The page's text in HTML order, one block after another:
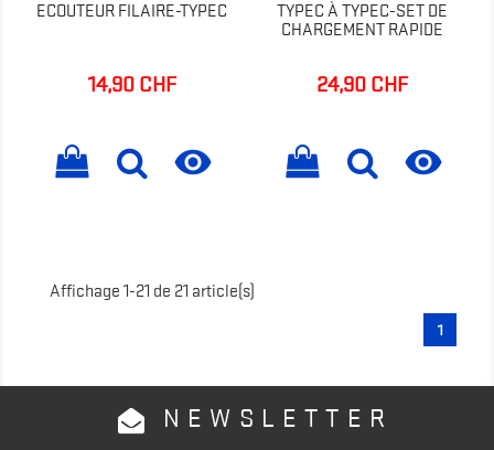
ECOUTEUR FILAIRE-TYPEC
Prix
14,90 CHF

TYPEC À TYPEC-SET DE
CHARGEMENT RAPIDE
Prix
24,90 CHF

Affichage 1-21 de 21 article(s)
1
NEWSLETTER